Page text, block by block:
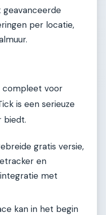
geavanceerde
per locatie,
compleet voor
is een serieuze
biedt.
gratis versie,
en
met
kan in het begin